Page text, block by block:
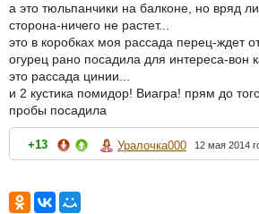
а это тюльпанчики на балконе, но вряд
сторона-ничего не растет...
это в коробках моя рассада перец-ждет
огурец рано посадила для интереса-вон
это рассада цинии...
и 2 кустика помидор! Виагра! прям до
пробы посадила
+13 Уралочка000 12 мая 2014